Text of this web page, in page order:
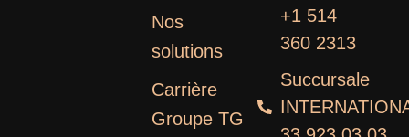
Nos
solutions
Carrière
Groupe TG
+1 514
360 2313
Succursale